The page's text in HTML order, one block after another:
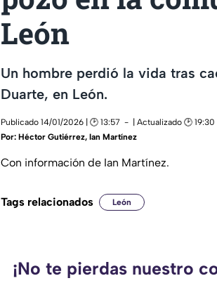
León
Un hombre perdió la vida tras
Duarte, en León.
Publicado 14/01/2026 | 🕑 13:57
| Actualizado 🕑 19:30
Por: Héctor Gutiérrez, Ian Martínez
Con información de Ian Martínez.
Tags relacionados León
¡No te pierdas nuestro